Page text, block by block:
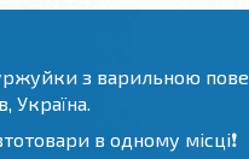
з варильною
Україна.
в одному місці❗️